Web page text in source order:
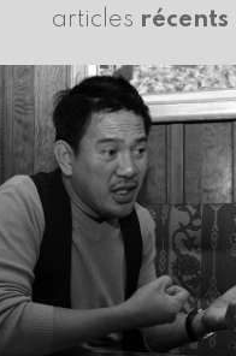
articles récents